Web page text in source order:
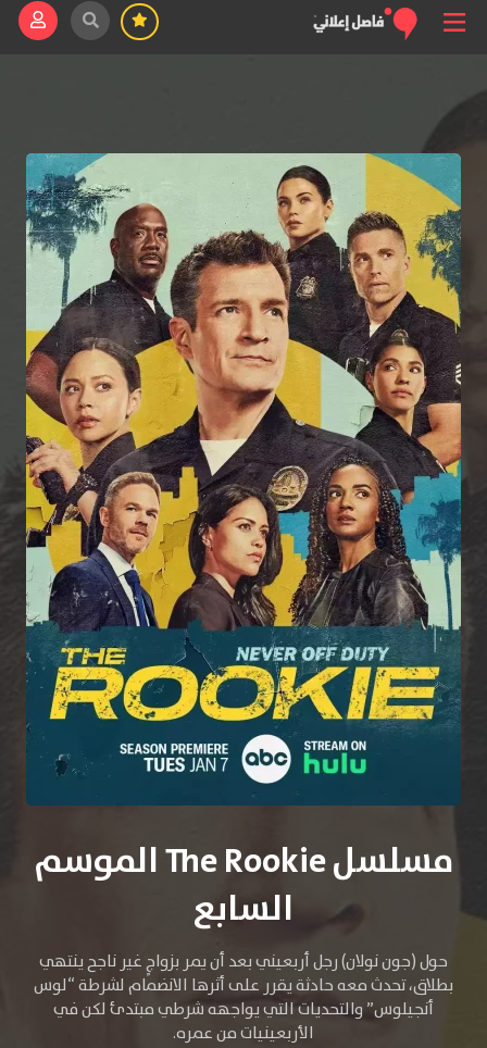
مسلسل The Rookie الموسم
السابع
حول (جون نولان) رجل أربعيني بعد أن يمر بزواجٍ غير ناجح ينتهي
بطلاق، تحدث معه حادثة يقرر على أثرها الانضمام لشرطة “لوس
أنجيلوس” والتحديات التي يواجهه شرطي مبتدئ لكن في
الأربعينيات من عمره.